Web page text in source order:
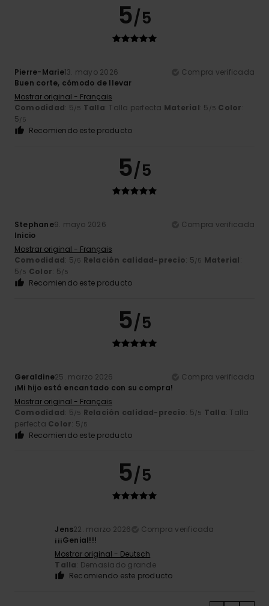
5/5
Pierre-Marie13. mayo 2026
Compra verificada
Buen corte, cómodo de llevar
Mostrar original - Français
Comodidad: 5/5 Talla: Talla perfecta Material: 5 /5 Color:
5/5
Recomiendo este producto
5/5
Stephane9. mayo 2026
Compra verificada
Inicio
Mostrar original - Français
Comodidad: 5/5 Relación calidad-precio: 5/5 Material:
5/5 Color: 5/5
Recomiendo este producto
5/5
Geraldine25. marzo 2026
Compra verificada
¡Mi hijo está encantado con su compra!
Mostrar original - Français
Comodidad: 5/5 Relación calidad-precio: 5/5 Talla: Talla
perfecta Color: 5/5
Recomiendo este producto
5/5
Jens22. marzo 2026
Compra verificada
¡¡¡Genial!!!
Mostrar original - Deutsch
Talla: Demasiado grande
Recomiendo este producto